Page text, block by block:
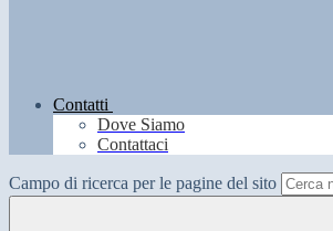
Contatti
Dove Siamo
Contattaci
Campo di ricerca per le pagine del sito